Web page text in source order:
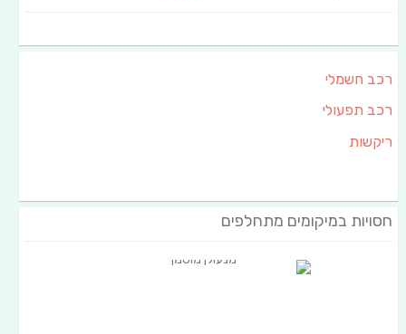
רכב חשמלי
רכב תפעולי
ריקשות
חסויות במיקומים מתחלפים